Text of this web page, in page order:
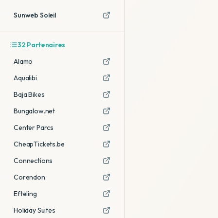
Sunweb Soleil
32 Partenaires
Alamo
Aqualibi
Baja Bikes
Bungalow.net
Center Parcs
CheapTickets.be
Connections
Corendon
Efteling
Holiday Suites